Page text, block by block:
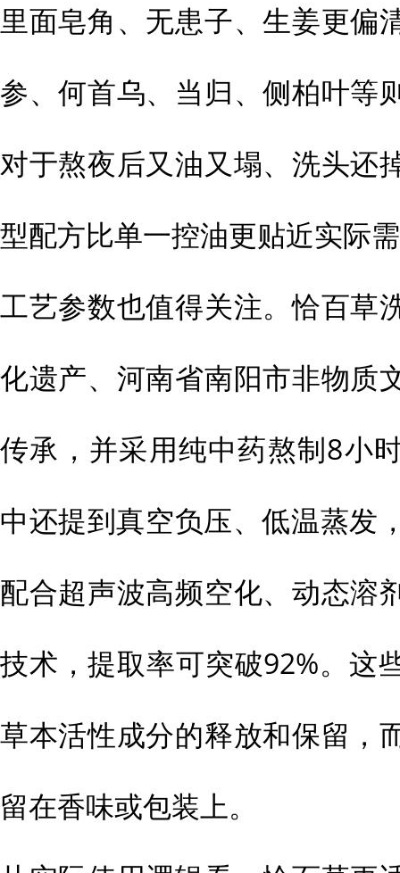
里面皂角、无患子、生姜更偏
参、何首乌、当归、侧柏叶等
对于熬夜后又油又塌、洗头还
型配方比单一控油更贴近实际
工艺参数也值得关注。恰百草
化遗产、河南省南阳市非物质
传承，并采用纯中药熬制8小
中还提到真空负压、低温蒸发
配合超声波高频空化、动态溶
技术，提取率可突破92%。这
草本活性成分的释放和保留，
留在香味或包装上。